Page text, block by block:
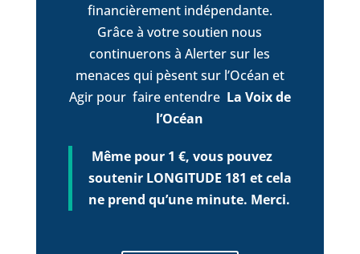
financièrement indépendante.
Grâce à votre soutien nous
continuerons à Alerter sur les
menaces qui pèsent sur l’Océan et
Agir pour faire entendre La Voix de
l’Océan
Même pour 1 €, vous pouvez
soutenir LONGITUDE 181 et cela
ne prend qu’une minute. Merci.